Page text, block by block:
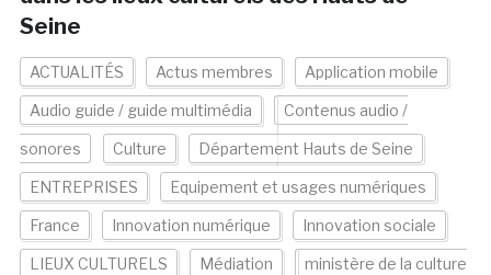
Seine
ACTUALITÉS Actus membres Application mobile
Audio guide / guide multimédia Contenus audio /
sonores Culture Département Hauts de Seine
ENTREPRISES Equipement et usages numériques
France Innovation numérique Innovation sociale
LIEUX CULTURELS Médiation ministère de la culture